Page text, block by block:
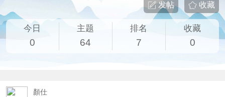
收藏
发帖
今日
0
主题
64
排名
7
收藏
0
顏仕